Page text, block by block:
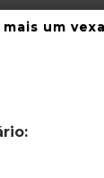
um